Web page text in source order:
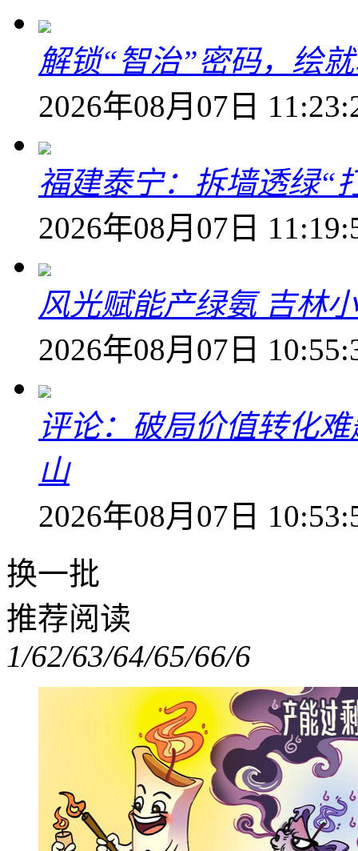
解锁“智治”密码，绘
2026年08月07日
福建泰宁：拆墙透绿“
2026年08月07日
风光赋能产绿氨 吉林
2026年08月07日
评论：破局价值转化
山
2026年08月07日
换一批
推荐阅读
1/62/63/64/65/66/6